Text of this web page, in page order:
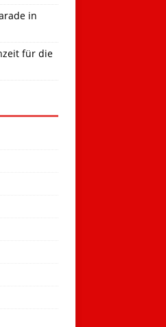
in
für die